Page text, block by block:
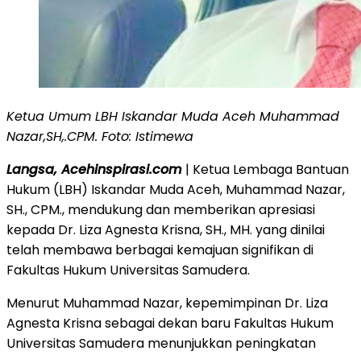
Ketua Umum LBH Iskandar Muda Aceh Muhammad
Nazar,SH,.CPM. Foto: Istimewa
Langsa, Acehinspirasi.com | Ketua Lembaga Bantuan
Hukum (LBH) Iskandar Muda Aceh, Muhammad Nazar,
SH., CPM., mendukung dan memberikan apresiasi
kepada Dr. Liza Agnesta Krisna, SH., MH. yang dinilai
telah membawa berbagai kemajuan signifikan di
Fakultas Hukum Universitas Samudera.
Menurut Muhammad Nazar, kepemimpinan Dr. Liza
Agnesta Krisna sebagai dekan baru Fakultas Hukum
Universitas Samudera menunjukkan peningkatan